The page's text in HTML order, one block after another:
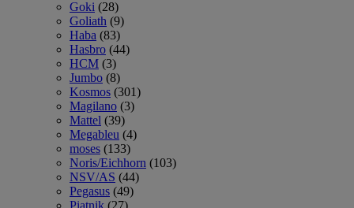
Goki (28)
Goliath (9)
Haba (83)
Hasbro (44)
HCM (3)
Jumbo (8)
Kosmos (301)
Magilano (3)
Mattel (39)
Megableu (4)
moses (133)
Noris/Eichhorn (103)
NSV/AS (44)
Pegasus (49)
Piatnik (27)